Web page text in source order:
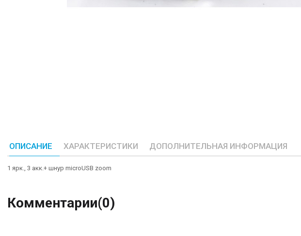
ОПИСАНИЕ ХАРАКТЕРИСТИКИ ДОПОЛНИТЕЛЬНАЯ ИНФОРМАЦИЯ
1 ярк., 3 акк.+ шнур microUSB zoom
Комментарии(0)